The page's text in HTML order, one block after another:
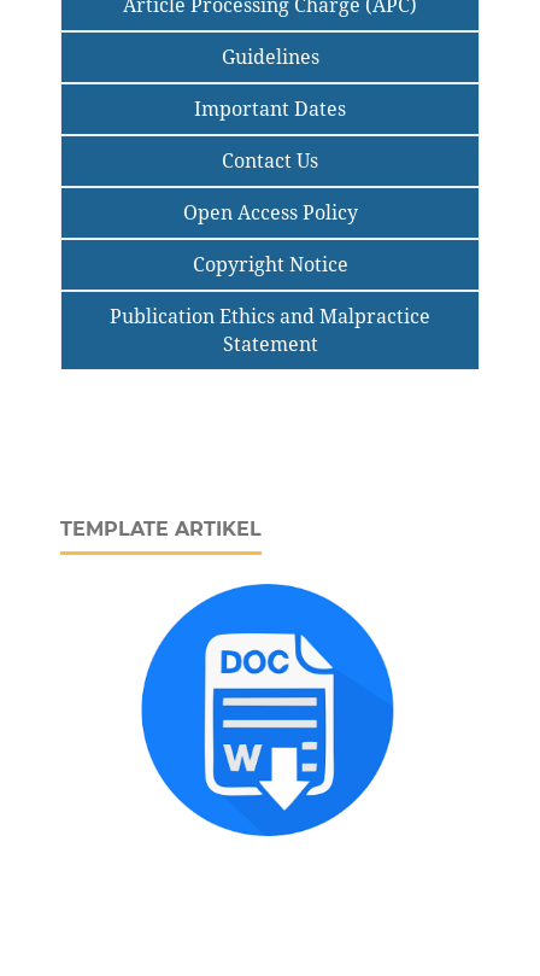
Guidelines
Important Dates
Contact Us
Open Access Policy
Copyright Notice
Publication Ethics and Malpractice
Statement
TEMPLATE ARTIKEL